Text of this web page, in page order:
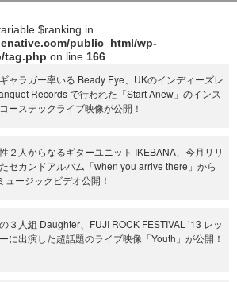
$ranking in
public_html/wp-
tag.php on line 166
ャラガー率いる Beady Eye、UKのインディーズレ
Records で行われた「Start Anew」のインス
ーステックライブ映像が公開！
２人からなるギターユニット IKEBANA、今月リリ
セカンドアルバム「when you arrive there」から
ュージックビデオ公開！
３人組 Daughter、FUJI ROCK FESTIVAL ’13 レッ
に出演した超話題のライブ映像「Youth」が公開！